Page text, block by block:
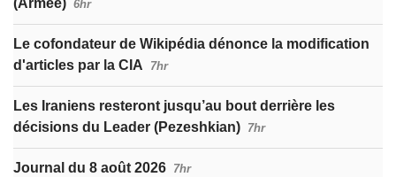
(Armée) 6hr
Le cofondateur de Wikipédia dénonce la modification
d'articles par la CIA
7hr
Les Iraniens resteront jusqu’au bout derrière les
décisions du Leader (Pezeshkian) 7hr
Journal du 8 août 2026 7hr